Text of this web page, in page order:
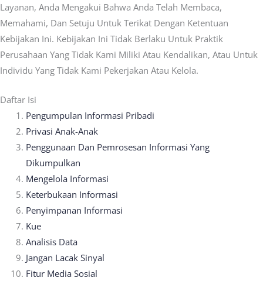
Layanan, Anda Mengakui Bahwa Anda Telah Membaca,
Memahami, Dan Setuju Untuk Terikat Dengan Ketentuan
Kebijakan Ini. Kebijakan Ini Tidak Berlaku Untuk Praktik
Perusahaan Yang Tidak Kami Miliki Atau Kendalikan, Atau Untuk
Individu Yang Tidak Kami Pekerjakan Atau Kelola.
Daftar Isi
Pengumpulan Informasi Pribadi
Privasi Anak-Anak
Penggunaan Dan Pemrosesan Informasi Yang
Dikumpulkan
Mengelola Informasi
Keterbukaan Informasi
Penyimpanan Informasi
Kue
Analisis Data
Jangan Lacak Sinyal
Fitur Media Sosial